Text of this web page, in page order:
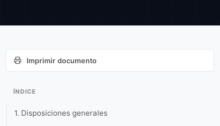
Imprimir documento
ÍNDICE
1. Disposiciones generales